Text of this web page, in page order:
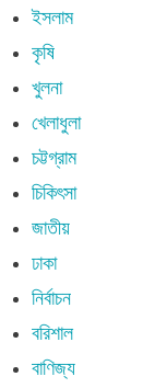
ইসলাম
কৃষি
খুলনা
খেলাধুলা
চট্টগ্রাম
চিকিৎসা
জাতীয়
ঢাকা
নির্বাচন
বরিশাল
বাণিজ্য